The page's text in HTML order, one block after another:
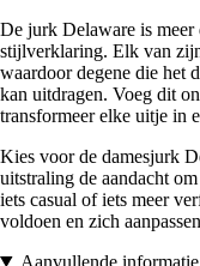
De jurk Delaware is meer
stijlverklaring. Elk van
waardoor degene die het
kan uitdragen. Voeg dit
transformeer elke uitje in
Kies voor de damesjurk
uitstraling de aandacht
iets casual of iets meer
voldoen en zich
Aanvullende informatie